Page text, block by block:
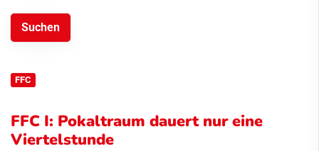
FFC
FFC I: Pokaltraum dauert nur eine
Viertelstunde